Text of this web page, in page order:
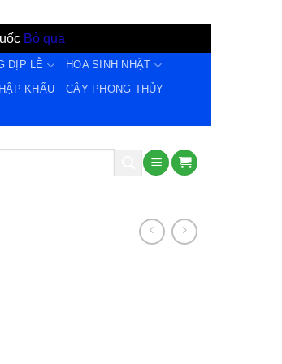
Bỏ qua
DỊP LỄ
HOA SINH NHẬT
KHẨU
CÂY PHONG THỦY